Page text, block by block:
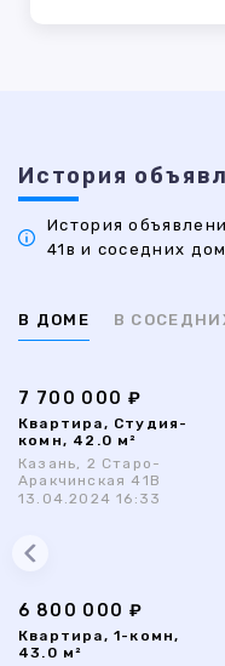
История
История
41в и соседних
В ДОМЕ В
7 700 000 ₽
Квартира, Студия-
комн, 42.0 м²
Казань, 2 Старо-
Аракчинская 41В
13.04.2024 16:33
6 800 000 ₽
Квартира, 1-комн,
43.0 м²